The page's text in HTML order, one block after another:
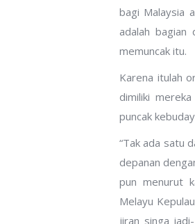
bagi Malaysia
adalah bagian
memuncak itu.
Karena itulah
dimiliki
puncak
“Tak ada satu
depanan
pun menurut
Melayu
jiran singa